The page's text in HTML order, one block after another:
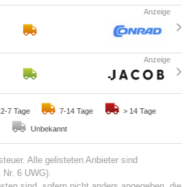
2-7 Tage 7-14 Tage > 14 Tage
Unbekannt